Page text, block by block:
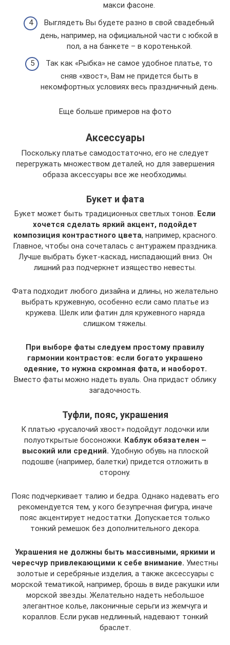
макси фасоне.
Выглядеть Вы будете разно в свой свадебный
день, например, на официальной части с юбкой в
пол, а на банкете – в коротенькой.
Так как «Рыбка» не самое удобное платье, то
сняв «хвост», Вам не придется быть в
некомфортных условиях весь праздничный день.
Еще больше примеров на фото
Аксессуары
Поскольку платье самодостаточно, его не следует
перегружать множеством деталей, но для завершения
образа аксессуары все же необходимы.
Букет и фата
Букет может быть традиционных светлых тонов. Если
хочется сделать яркий акцент, подойдет
композиция контрастного цвета, например, красного.
Главное, чтобы она сочеталась с антуражем праздника.
Лучше выбрать букет-каскад, ниспадающий вниз. Он
лишний раз подчеркнет изящество невесты.
Фата подходит любого дизайна и длины, но желательно
выбрать кружевную, особенно если само платье из
кружева. Шелк или фатин для кружевного наряда
слишком тяжелы.
При выборе фаты следуем простому правилу
гармонии контрастов: если богато украшено
одеяние, то нужна скромная фата, и наоборот.
Вместо фаты можно надеть вуаль. Она придаст облику
загадочность.
Туфли, пояс, украшения
К платью «русалочий хвост» подойдут лодочки или
полуоткрытые босоножки. Каблук обязателен –
высокий или средний. Удобную обувь на плоской
подошве (например, балетки) придется отложить в
сторону.
Пояс подчеркивает талию и бедра. Однако надевать его
рекомендуется тем, у кого безупречная фигура, иначе
пояс акцентирует недостатки. Допускается только
тонкий ремешок без дополнительного декора.
Украшения не должны быть массивными, яркими и
чересчур привлекающими к себе внимание. Уместны
золотые и серебряные изделия, а также аксессуары с
морской тематикой, например, брошь в виде ракушки или
морской звезды. Желательно надеть небольшое
элегантное колье, лаконичные серьги из жемчуга и
кораллов. Если рукав недлинный, надевают тонкий
браслет.